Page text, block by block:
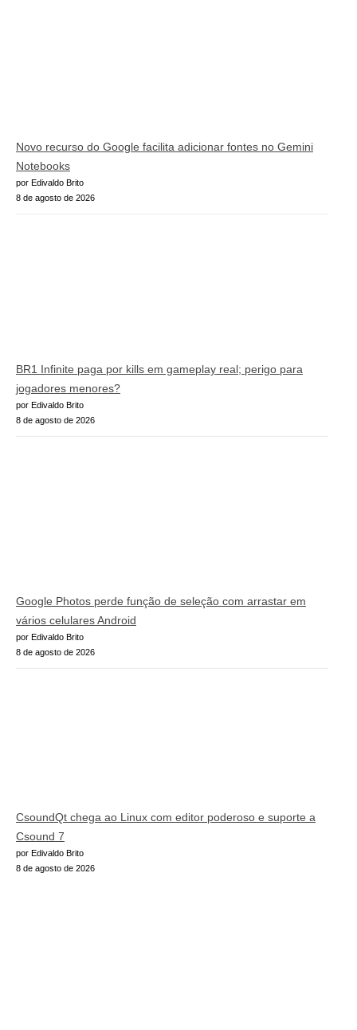
Novo recurso do Google facilita adicionar fontes no Gemini
Notebooks
por Edivaldo Brito
8 de agosto de 2026
BR1 Infinite paga por kills em gameplay real; perigo para
jogadores menores?
por Edivaldo Brito
8 de agosto de 2026
Google Photos perde função de seleção com arrastar em
vários celulares Android
por Edivaldo Brito
8 de agosto de 2026
CsoundQt chega ao Linux com editor poderoso e suporte a
Csound 7
por Edivaldo Brito
8 de agosto de 2026